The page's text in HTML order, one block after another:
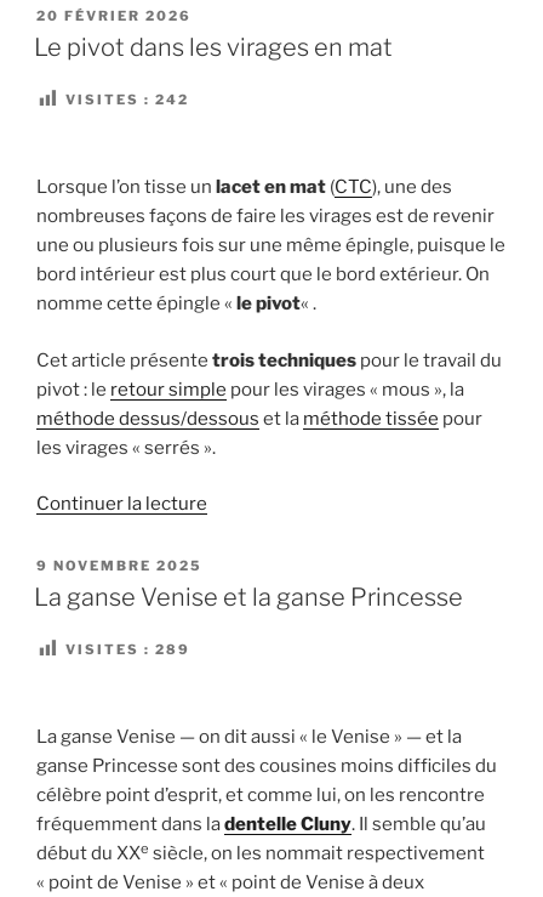
ou
PUBLIÉ
LE
20 FÉVRIER 2026
Le pivot dans les virages en mat
VISITES : 242
Lorsque l’on tisse un lacet en mat (CTC), une des
nombreuses façons de faire les virages est de revenir
une ou plusieurs fois sur une même épingle, puisque le
bord intérieur est plus court que le bord extérieur. On
nomme cette épingle « le pivot« .
Cet article présente trois techniques pour le travail du
pivot : le retour simple pour les virages « mous », la
méthode dessus/dessous et la méthode tissée pour
les virages « serrés ».
Continuer la lecture
dans
PUBLIÉ
LE
9 NOVEMBRE 2025
La ganse Venise et la ganse Princesse
VISITES : 289
La ganse Venise — on dit aussi « le Venise » — et la
ganse Princesse sont des cousines moins difficiles du
célèbre point d’esprit, et comme lui, on les rencontre
fréquemment dans ladentelle Cluny. Il semble qu’au
début du XXe siècle, on les nommait respectivement
« point de Venise » et « point de Venise à deux